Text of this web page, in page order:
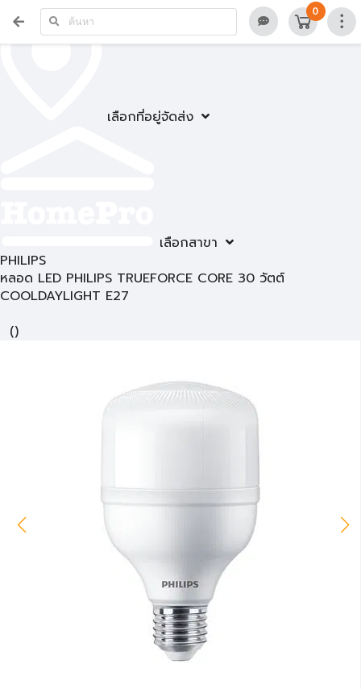
เลือกที่อยู่จัดส่ง
เลือกสาขา
0
PHILIPS
หลอด LED PHILIPS TRUEFORCE CORE 30 วัตต์
COOLDAYLIGHT E27
()